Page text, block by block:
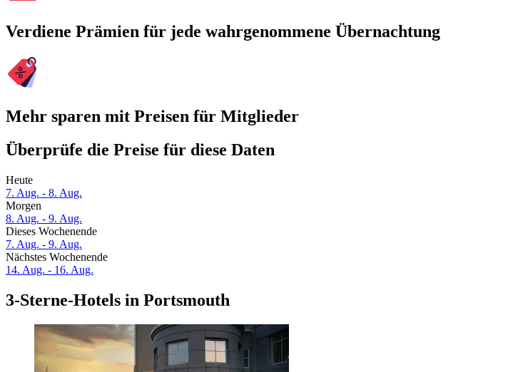
Verdiene Prämien für jede wahrgenommene Übernachtung
Mehr sparen mit Preisen für Mitglieder
Überprüfe die Preise für diese Daten
Heute
7. Aug. - 8. Aug.
Morgen
8. Aug. - 9. Aug.
Dieses Wochenende
7. Aug. - 9. Aug.
Nächstes Wochenende
14. Aug. - 16. Aug.
3-Sterne-Hotels in Portsmouth